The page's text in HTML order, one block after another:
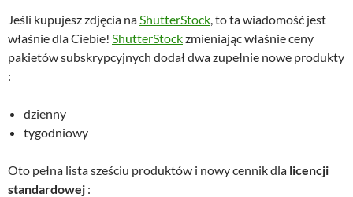
Jeśli kupujesz zdjęcia naShutterStock, to ta wiadomość jest
właśnie dla Ciebie! ShutterStockzmieniając właśnie ceny
pakietów subskrypcyjnych dodał dwa zupełnie nowe produkty
:
dzienny
tygodniowy
Oto pełna lista sześciu produktów i nowy cennik dla licencji
standardowej :